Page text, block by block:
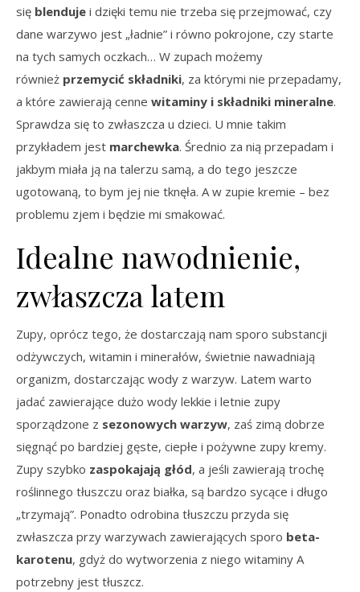
się blenduje i dzięki temu nie trzeba się przejmować, czy
dane warzywo jest „ładnie” i równo pokrojone, czy starte
na tych samych oczkach… W zupach możemy
również przemycić składniki, za którymi nie przepadamy,
a które zawierają cenne witaminy i składniki mineralne.
Sprawdza się to zwłaszcza u dzieci. U mnie takim
przykładem jest marchewka. Średnio za nią przepadam i
jakbym miała ją na talerzu samą, a do tego jeszcze
ugotowaną, to bym jej nie tknęła. A w zupie kremie – bez
problemu zjem i będzie mi smakować.
Idealne nawodnienie,
zwłaszcza latem
Zupy, oprócz tego, że dostarczają nam sporo substancji
odżywczych, witamin i minerałów, świetnie nawadniają
organizm, dostarczając wody z warzyw. Latem warto
jadać zawierające dużo wody lekkie i letnie zupy
sporządzone z sezonowych warzyw, zaś zimą dobrze
sięgnąć po bardziej gęste, ciepłe i pożywne zupy kremy.
Zupy szybko zaspokajają głód, a jeśli zawierają trochę
roślinnego tłuszczu oraz białka, są bardzo sycące i długo
„trzymają”. Ponadto odrobina tłuszczu przyda się
zwłaszcza przy warzywach zawierających sporo beta-
karotenu, gdyż do wytworzenia z niego witaminy A
potrzebny jest tłuszcz.